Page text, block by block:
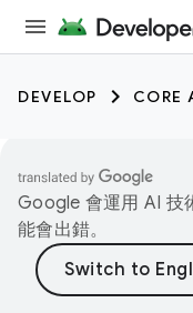
DEVELOP CORE
Google 會運用 AI 技
能會出錯。